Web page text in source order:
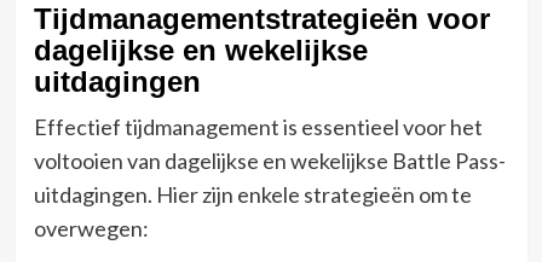
Tijdmanagementstrategieën voor
dagelijkse en wekelijkse
uitdagingen
Effectief tijdmanagement is essentieel voor het
voltooien van dagelijkse en wekelijkse Battle Pass-
uitdagingen. Hier zijn enkele strategieën om te
overwegen: